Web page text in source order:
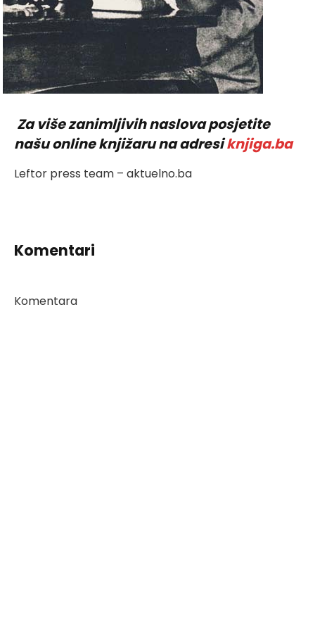
Za više zanimljivih naslova posjetite
našu online knjižaru na adresiknjiga.ba
Leftor press team – aktuelno.ba
Komentari
Komentara